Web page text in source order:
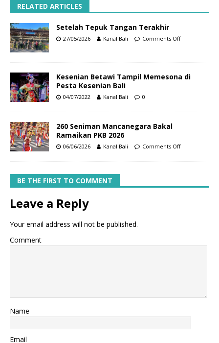
RELATED ARTICLES
Setelah Tepuk Tangan Terakhir
27/05/2026 Kanal Bali Comments Off
Kesenian Betawi Tampil Memesona di
Pesta Kesenian Bali
04/07/2022 Kanal Bali 0
260 Seniman Mancanegara Bakal
Ramaikan PKB 2026
06/06/2026 Kanal Bali Comments Off
BE THE FIRST TO COMMENT
Leave a Reply
Your email address will not be published.
Comment
Name
Email